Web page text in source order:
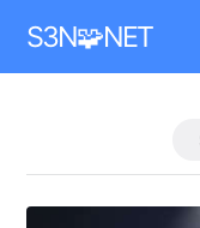
S3N🧩NET